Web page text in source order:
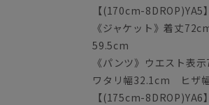
【(170cm-8DROP)YA5】
《ジャケット》着丈
59.5cm
《パンツ》ウエスト
ワタリ幅32.1cm ヒザ
【(175cm-8DROP)YA6】